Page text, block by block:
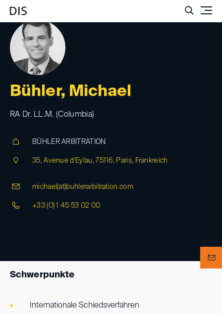
Bühler, Michael
RA Dr. LL.M. (Columbia)
BÜHLER ARBITRATION
35, Avenue d'Eylau, 75116, Paris, Frankreich
michael(at)buhlerarbitration.com
+33 (0) 1 45 53 02 00
Schwerpunkte
Internationale Schiedsverfahren